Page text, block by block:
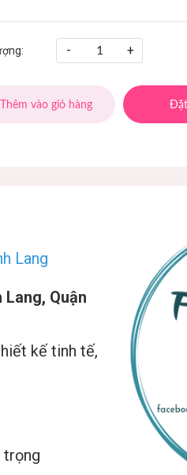
- +
Thêm vào giỏ hàng
Lang
Lang, Quận
kế tinh tế,
trọng